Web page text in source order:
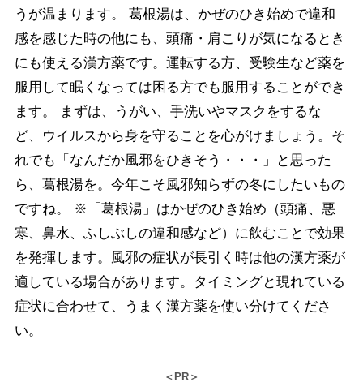
うが温まります。 葛根湯は、かぜのひき始めで違和
感を感じた時の他にも、頭痛・肩こりが気になるとき
にも使える漢方薬です。運転する方、受験生など薬を
服用して眠くなっては困る方でも服用することができ
ます。 まずは、うがい、手洗いやマスクをするな
ど、ウイルスから身を守ることを心がけましょう。そ
れでも「なんだか風邪をひきそう・・・」と思った
ら、葛根湯を。今年こそ風邪知らずの冬にしたいもの
ですね。 ※「葛根湯」はかぜのひき始め（頭痛、悪
寒、鼻水、ふしぶしの違和感など）に飲むことで効果
を発揮します。風邪の症状が長引く時は他の漢方薬が
適している場合があります。タイミングと現れている
症状に合わせて、うまく漢方薬を使い分けてくださ
い。
＜PR＞